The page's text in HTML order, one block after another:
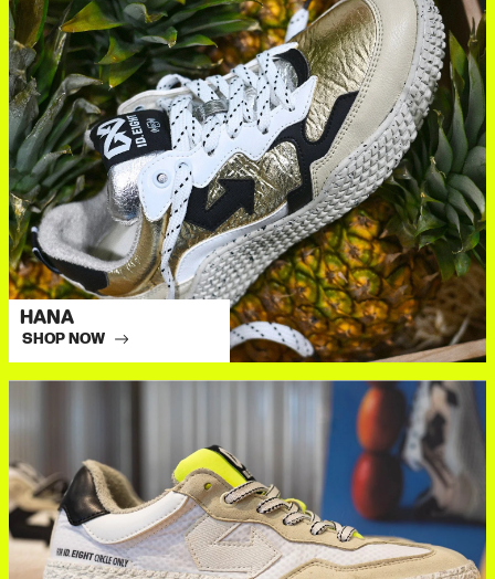
HANA
SHOP NOW